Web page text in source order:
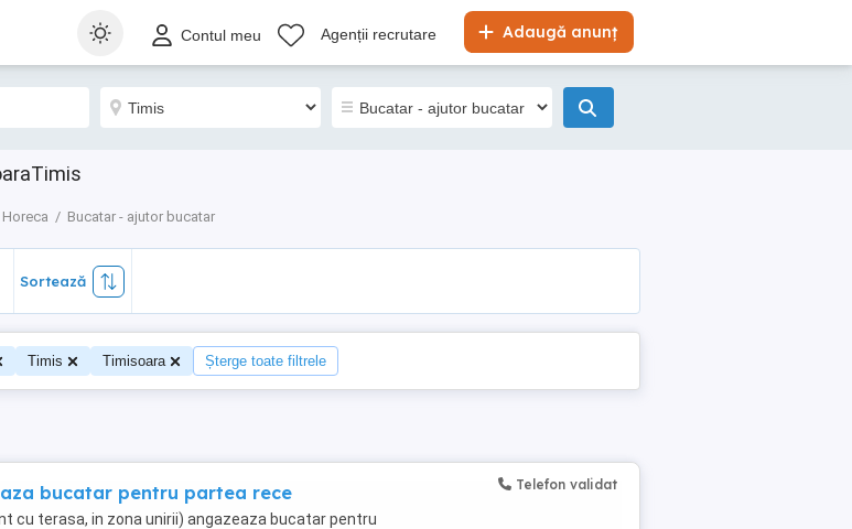
Adaugă anunț
Contul meu Agenții recrutare
Horeca Bucatar - ajutor bucatar
Sortează
Timis Timisoara Șterge toate filtrele
bucatar pentru partea rece
cu terasa, in zona unirii) angazeaza bucatar pentru
Telefon validat